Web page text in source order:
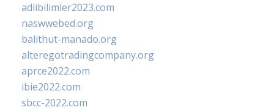
adlibilimler2023.com
naswwebed.org
balithut-manado.org
alteregotradingcompany.org
aprce2022.com
ibie2022.com
sbcc-2022.com